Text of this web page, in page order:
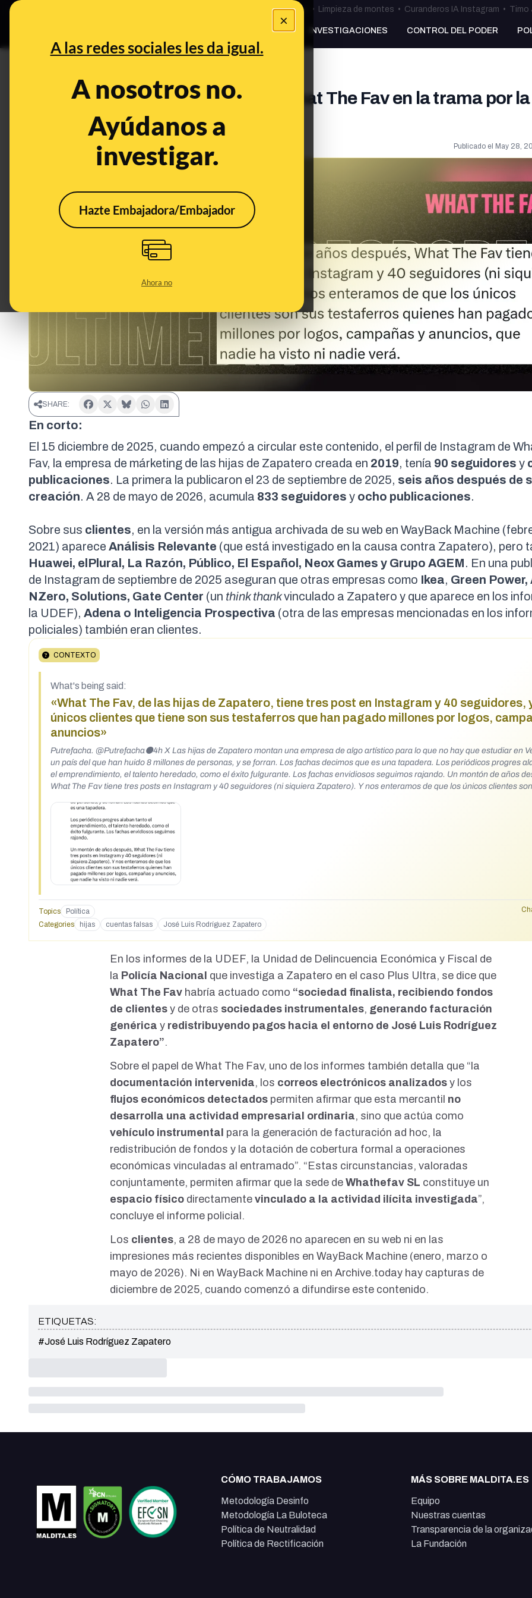
×
A las redes sociales les da igual.
A nosotros no.
Ayúdanos a
investigar.
Hazte Embajadora/Embajador
Ahora no
Bulos Ceuta • Limpieza de montes • Curanderos IA Instagram • Timo
PREBUNKING INVESTIGACIONES CONTROL DEL PODER
Qué sabemos sobre el papel de What The Fav en la trama por
se está investigando a Zapatero
Corrupción Publicado el May 28,
CONTEXTO
SHARE:
En corto:
El 15 diciembre de 2025, cuando empezó a circular este contenido, el perfil de Instagram de
Fav, la empresa de márketing de las hijas de Zapatero creada en 2019, tenía 90 seguidores y
publicaciones. La primera la publicaron el 23 de septiembre de 2025, seis años después de
creación. A 28 de mayo de 2026, acumula 833 seguidores y ocho publicaciones.
Sobre sus clientes, en la versión más antigua archivada de su web en WayBack Machine (
2021) aparece Análisis Relevante (que está investigado en la causa contra Zapatero), pero
Huawei, elPlural, La Razón, Público, El Español, Neox Games y Grupo AGEM. En una
de Instagram de septiembre de 2025 aseguran que otras empresas como Ikea, Green Power,
NZero, Solutions, Gate Center (un think thankvinculado a Zapatero y que aparece en los
la UDEF), Adena o Inteligencia Prospectiva (otra de las empresas mencionadas en los
policiales) también eran clientes.
CONTEXTO
What's being said:
«What The Fav, de las hijas de Zapatero, tiene tres post en Instagram y 40 seguidores,
únicos clientes que tiene son sus testaferros que han pagado millones por logos,
anuncios»
Putrefacha. @Putrefacha⚫4h X Las hijas de Zapatero montan una empresa de algo artístico para lo que no hay que estudiar en
un país del que han huido 8 millones de personas, y se forran. Los fachas decimos que es una tapadera. Los periódicos progres
el emprendimiento, el talento heredado, como el éxito fulgurante. Los fachas envidiosos seguimos rajando. Un montón de años
What The Fav tiene tres posts en Instagram y 40 seguidores (ni siquiera Zapatero). Y nos enteramos de que los únicos clientes
razón, pero tenemos que aguantar que nos roben 7 años hasta que los progres se convenzan de que es saqueo y no progreso.
Topics Política
Categories
hijas cuentas falsas José Luis Rodríguez Zapatero
En los informes de la UDEF, la Unidad de Delincuencia Económica y Fiscal de
la Policía Nacional que investiga a Zapatero en el caso Plus Ultra, se dice que
What The Fav habría actuado como “sociedad finalista, recibiendo fondos
de clientes y de otras sociedades instrumentales, generando facturación
genéricay redistribuyendo pagos hacia el entorno de José Luis Rodríguez
Zapatero”.
Sobre el papel de What The Fav, uno de los informes también detalla que “la
documentación intervenida, los correos electrónicos analizados y los
flujos económicos detectados permiten afirmar que esta mercantil no
desarrolla una actividad empresarial ordinaria, sino que actúa como
vehículo instrumental para la generación de facturación ad hoc, la
redistribución de fondos y la dotación de cobertura formal a operaciones
económicas vinculadas al entramado”. “Estas circunstancias, valoradas
conjuntamente, permiten afirmar que la sede deWhathefav SL constituye un
espacio físico directamentevinculado a la actividad ilícita investigada”,
concluye el informe policial.
Los clientes, a 28 de mayo de 2026 no aparecen en su web ni en las
impresiones más recientes disponibles en WayBack Machine (enero, marzo o
mayo de 2026). Ni en WayBack Machine ni enArchive.today hay capturas de
diciembre de 2025, cuando comenzó a difundirse este contenido.
ETIQUETAS:
#José Luis Rodríguez Zapatero
CÓMO TRABAJAMOS
Metodología Desinfo
Metodología La Buloteca
Política de Neutralidad
Política de Rectificación
MÁS SOBRE MALDITA.ES
Equipo
Nuestras cuentas
Transparencia de la
La Fundación